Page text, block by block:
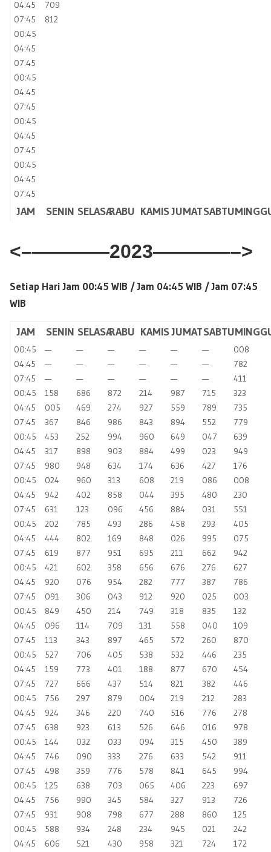
04:45
709
07:45
812
00:45
04:45
07:45
00:45
04:45
07:45
00:45
04:45
07:45
00:45
04:45
07:45
JAM SENIN SELASARABU KAMISJUMATSABTU
<–————2023————–>
Setiap Hari Jam 00:45 WIB /Jam 04:45 WIB / Jam 07:45
WIB
JAM SENIN SELASARABU KAMISJUMATSABTU
00:45 — — — — — —
008
04:45
— — — — — —
782
07:45
— — — — — —
411
00:45
158 686 872 214 987 715
323
04:45
005 469 274 927 559 789
735
07:45
367 846 986 843 894 552
779
00:45
453 252 994 960 649 047
639
04:45
317 898 903 884 499 023
949
07:45
980 948 634 174 636 427
176
00:45
024 960 313 608 219 086
008
04:45
942 402 858 044 395 480
230
07:45
631 123 096 456 884 031
551
00:45
202 785 493 286 458 293
405
04:45
444 802 169 848 026 995
075
07:45
619 877 951 695 211 662
942
00:45
421 602 358 656 676 276
627
04:45
920 076 954 282 777 387
786
07:45
091 306 043 912 920 025
003
00:45
849 450 214 749 318 835
132
04:45
096 114 709 131 558 040
109
07:45
113 343 897 465 572 260
870
00:45
527 706 405 538 532 446
235
04:45
159 773 401 188 877 670
454
07:45
727 666 437 514 821 382
446
00:45
756 297 879 004 219 212
283
04:45
924 346 220 740 516 776
278
07:45
638 923 613 526 646 016
978
00:45
144 032 033 094 315 450
389
04:45
746 090 333 276 633 542
911
07:45
498 359 776 578 841 645
994
00:45
125 638 703 065 406 223
697
04:45
756 990 345 584 327 913
726
07:45
931 908 798 677 288 860
125
00:45
588 934 248 234 945 021
242
04:45
606 521 430 958 321 724
172